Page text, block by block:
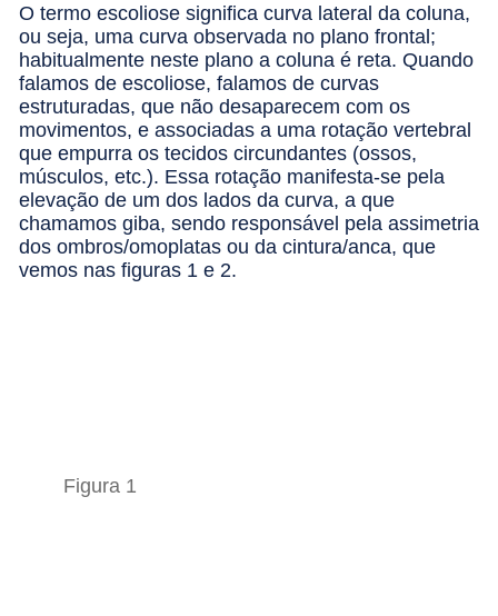
O termo escoliose significa curva lateral da coluna,
ou seja, uma curva observada no plano frontal;
habitualmente neste plano a coluna é reta. Quando
falamos de escoliose, falamos de curvas
estruturadas, que não desaparecem com os
movimentos, e associadas a uma rotação vertebral
que empurra os tecidos circundantes (ossos,
músculos, etc.). Essa rotação manifesta-se pela
elevação de um dos lados da curva, a que
chamamos giba, sendo responsável pela assimetria
dos ombros/omoplatas ou da cintura/anca, que
vemos nas figuras 1 e 2.
Figura 1